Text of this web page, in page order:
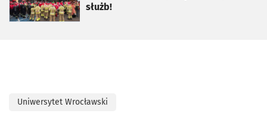
służb!
Uniwersytet Wrocławski